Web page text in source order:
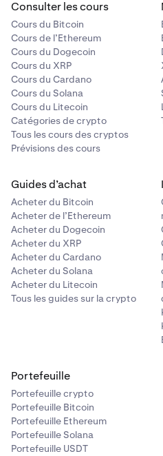
-0,003% / 0,0175%
500 000 000 $ – 1 000 000 000 $
0% / 0,05%
-0,005% / 0,015%
1 Md$ – 5 Md$
0% / 0,05%
-0,006% / 0,0135%
5 Md$+
0% / 0,05%
Consulter les cours
Cours du Bitcoin
Cours de l’Ethereum
Cours du Dogecoin
Cours du XRP
Cours du Cardano
Cours du Solana
Cours du Litecoin
Catégories de crypto
Tous les cours des cryptos
Prévisions des cours
Guides d’achat
Acheter du Bitcoin
Acheter de l’Ethereum
Acheter du Dogecoin
Acheter du XRP
Acheter du Cardano
Acheter du Solana
Acheter du Litecoin
Tous les guides sur la crypto
Portefeuille
Portefeuille crypto
Portefeuille Bitcoin
Portefeuille Ethereum
Portefeuille Solana
Portefeuille USDT